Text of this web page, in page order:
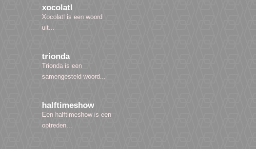
xocolatl
Xocolatl is een woord
uit...
trionda
Trionda is een
samengesteld woord...
halftimeshow
Een halftimeshow is een
optreden...